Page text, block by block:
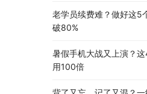
老学员续费难？做好这5
破80%
暑假手机大战又上演？
用100倍